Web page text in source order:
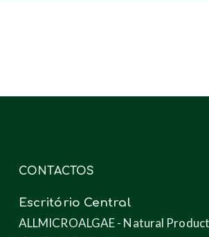
CONTACTOS
Escritório Central
ALLMICROALGAE - Natural